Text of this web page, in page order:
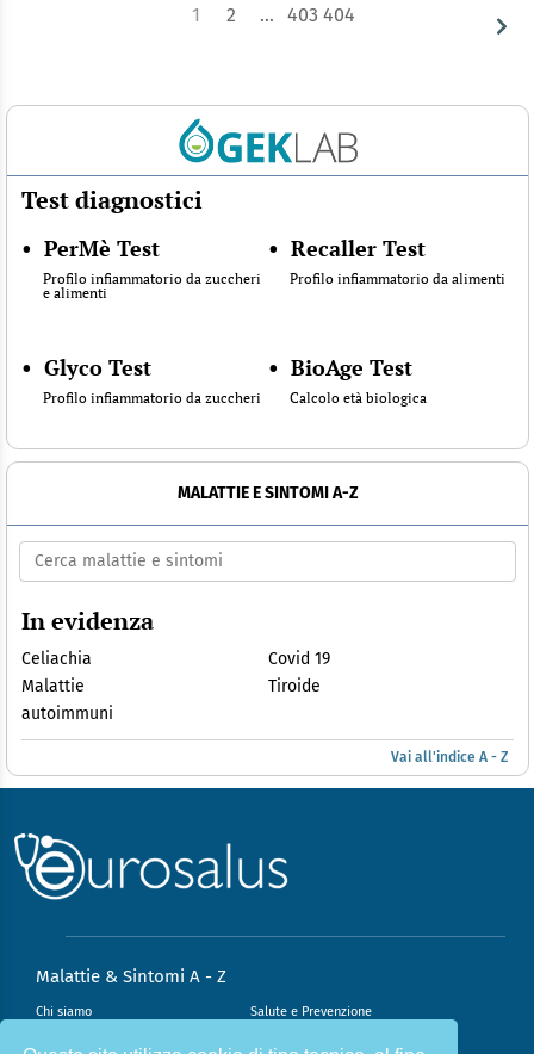
1 2 … 403 404
Test diagnostici
• PerMè Test
Profilo infiammatorio da zuccheri
e alimenti
• Recaller Test
Profilo infiammatorio da alimenti
• Glyco Test
Profilo infiammatorio da zuccheri
• BioAge Test
Calcolo età biologica
MALATTIE E SINTOMI A-Z
In evidenza
Celiachia
Covid 19
Malattie
autoimmuni
Tiroide
Vai all'indice A - Z
Malattie & Sintomi A - Z
Chi siamo Salute e Prevenzione
Infiammazione e Allergia Direzione scientifica